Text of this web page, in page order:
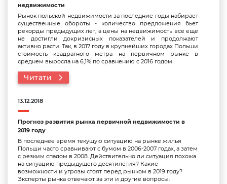
недвижимости
Рынок польской недвижимости за последние годы набирает
существенные обороты - количество предложения бьет
рекорды предыдущих лет, а цены на недвижимость все еще
не достигли докризисных показателей и продолжают
активно расти. Так, в 2017 году в крупнейших городах Польши
стоимость квадратного метра на первичном рынке в
среднем выросла на 6,1% по сравнению с 2016 годом.
Читати
13.12.2018
Прогноз развития рынка первичной недвижимости в
2019 году
В последнее время текущую ситуацию на рынке жилья
Польши часто сравнивают с бумом в 2006-2007 годах, а затем
с резким спадом в 2008. Действительно ли ситуация похожа
на ситуацию предыдущего десятилетия? Какие
возможности и угрозы стоят перед рынком в 2019 году?
Эксперты рынка отвечают за эти и другие вопросы.